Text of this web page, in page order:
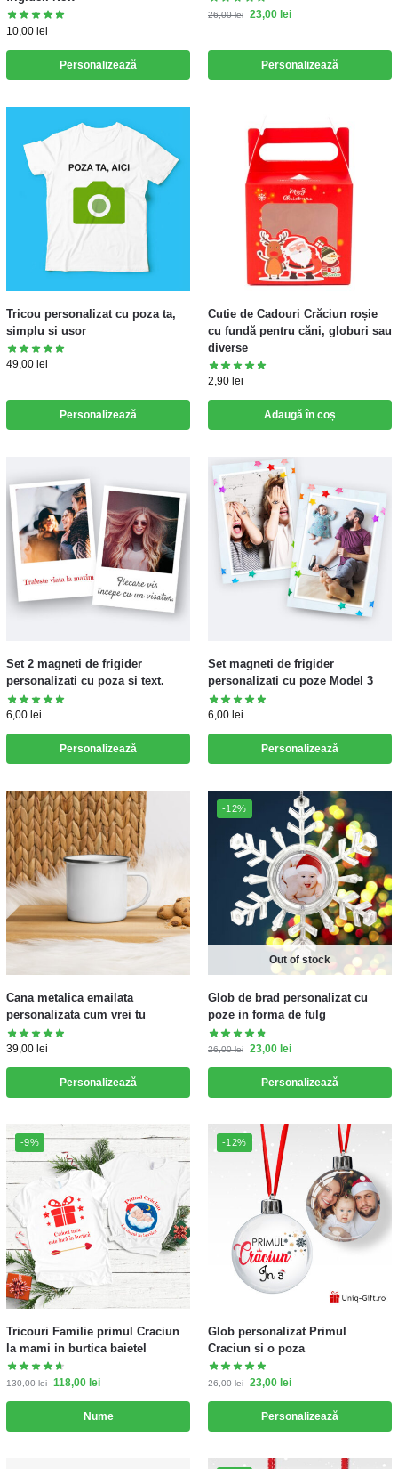
10,00 lei
Personalizează
26,00lei 23,00 lei
Personalizează
Tricou personalizat cu poza ta,
simplu si usor
49,00 lei
Personalizează
Cutie de Cadouri Crăciun roșie
cu fundă pentru căni, globuri sau
diverse
2,90 lei
Adaugă în coș
Set 2 magneti de frigider
personalizati cu poza si text.
6,00 lei
Personalizează
Set magneti de frigider
personalizati cu poze Model 3
6,00 lei
Personalizează
Cana metalica emailata
personalizata cum vrei tu
39,00 lei
Personalizează
-12%
Out of stock
Glob de brad personalizat cu
poze in forma de fulg
26,00lei 23,00 lei
Personalizează
-9%
Tricouri Familie primul Craciun
la mami in burtica baietel
130,00lei 118,00 lei
Nume
-12%
Glob personalizat Primul
Craciun si o poza
26,00lei 23,00 lei
Personalizează